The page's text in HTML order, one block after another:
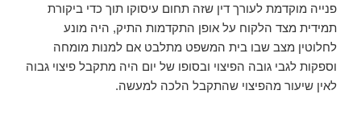
פנייה מוקדמת לעורך דין שזה תחום עיסוקו תוך כדי ביקורת
תמידית מצד הלקוח על אופן התקדמות התיק, היה מונע
לחלוטין מצב שבו בית המשפט מתלבט אם למנות מומחה
וספקות לגבי גובה הפיצוי ובסופו של יום היה מתקבל פיצוי גבוה
לאין שיעור מהפיצוי שהתקבל הלכה למעשה.